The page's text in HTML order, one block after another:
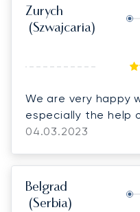
Zurych
(Szwajcaria)
We are very happy
04.03.2023
Belgrad
(Serbia)